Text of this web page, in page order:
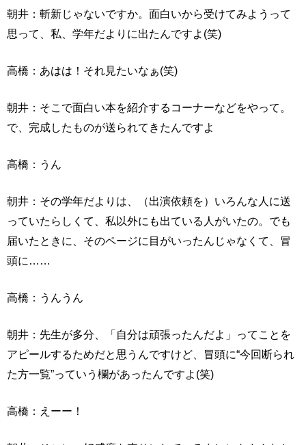
朝井：斬新じゃないですか。面白いから受けてみようって
思って、私、学年だよりに出たんですよ(笑)
高橋：あはは！それ見たいなぁ(笑)
朝井：そこで面白い本を紹介するコーナーなどをやって。
で、完成したものが送られてきたんですよ
高橋：うん
朝井：その学年だよりは、（出演依頼を）いろんな人に送
っていたらしくて、私以外にも出ている人がいたの。でも
届いたときに、そのページに目がいったんじゃなくて、冒
頭に……
高橋：うんうん
朝井：先生が多分、「自分は頑張ったんだよ」ってことを
アピールするためだと思うんですけど、冒頭に“今回断られ
た方一覧”っていう欄があったんですよ(笑)
高橋：えーー！